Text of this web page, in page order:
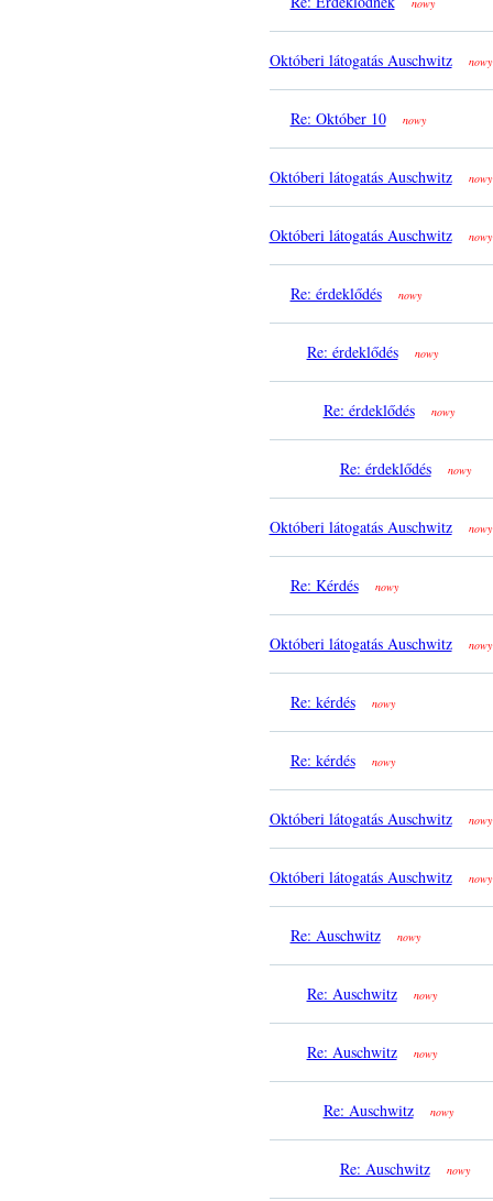
nowy
Októberi látogatás Auschwitz nowy
Re: Október 10 nowy
Októberi látogatás Auschwitz nowy
Októberi látogatás Auschwitz nowy
Re: érdeklődés nowy
Re: érdeklődés nowy
Re: érdeklődés nowy
Re: érdeklődés nowy
Októberi látogatás Auschwitz nowy
Re: Kérdés nowy
Októberi látogatás Auschwitz nowy
Re: kérdés nowy
Re: kérdés nowy
Októberi látogatás Auschwitz nowy
Októberi látogatás Auschwitz nowy
Re: Auschwitz nowy
Re: Auschwitz nowy
Re: Auschwitz nowy
Re: Auschwitz nowy
Re: Auschwitz nowy